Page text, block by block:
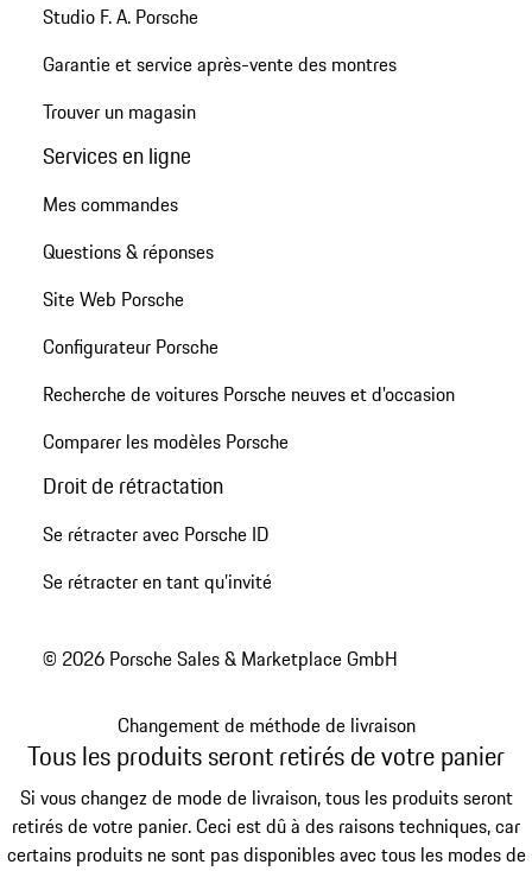
Studio F. A. Porsche
Garantie et service après-vente des montres
Trouver un magasin
Services en ligne
Mes commandes
Questions & réponses
Site Web Porsche
Configurateur Porsche
Recherche de voitures Porsche neuves et d'occasion
Comparer les modèles Porsche
Droit de rétractation
Se rétracter avec Porsche ID
Se rétracter en tant qu’invité
© 2026 Porsche Sales & Marketplace GmbH
Changement de méthode de livraison
Tous les produits seront retirés de votre panier
Si vous changez de mode de livraison, tous les produits seront
retirés de votre panier. Ceci est dû à des raisons techniques, car
certains produits ne sont pas disponibles avec tous les modes de